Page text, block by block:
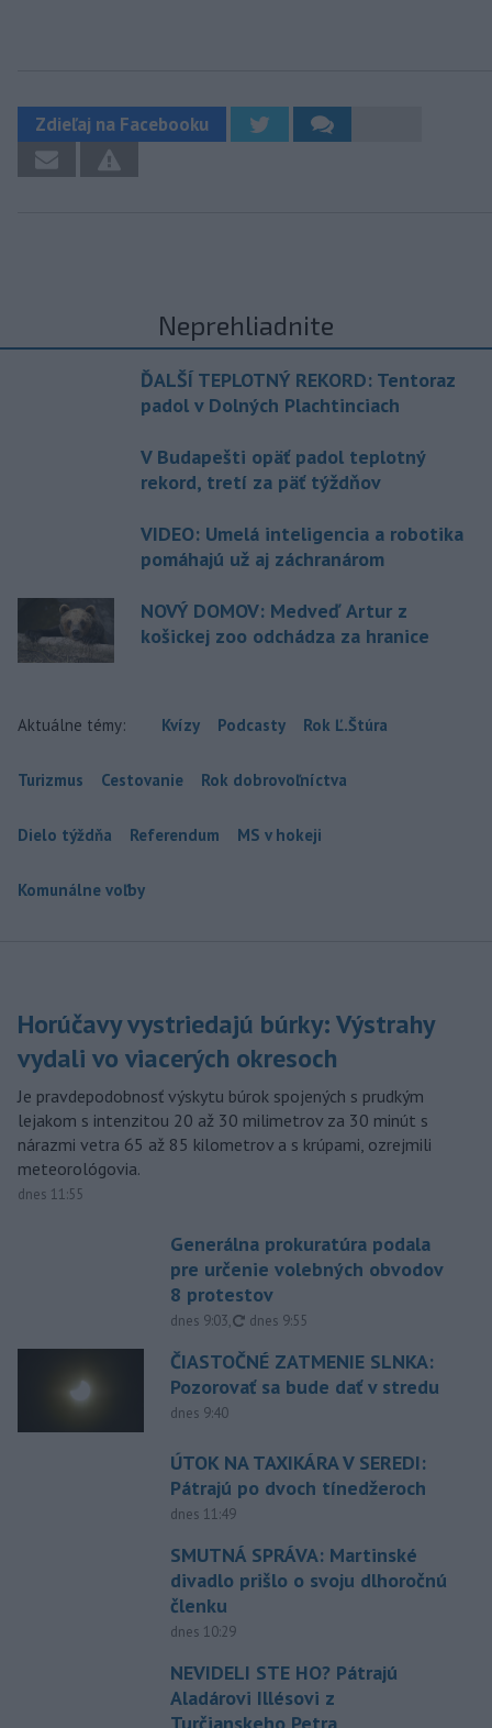
Zdieľaj na Facebooku
Neprehliadnite
ĎALŠÍ TEPLOTNÝ REKORD: Tentoraz
padol v Dolných Plachtinciach
V Budapešti opäť padol teplotný
rekord, tretí za päť týždňov
VIDEO: Umelá inteligencia a robotika
pomáhajú už aj záchranárom
NOVÝ DOMOV: Medveď Artur z
košickej zoo odchádza za hranice
Aktuálne témy: Kvízy Podcasty Rok Ľ.Štúra
Turizmus Cestovanie Rok dobrovoľníctva
Dielo týždňa Referendum MS v hokeji
Komunálne voľby
Horúčavy vystriedajú búrky: Výstrahy
vydali vo viacerých okresoch
Je pravdepodobnosť výskytu búrok spojených s prudkým
lejakom s intenzitou 20 až 30 milimetrov za 30 minút s
nárazmi vetra 65 až 85 kilometrov a s krúpami, ozrejmili
meteorológovia.
dnes 11:55
Generálna prokuratúra podala
pre určenie volebných obvodov
8 protestov
dnes 9:03, aktualizované
dnes 9:55
ČIASTOČNÉ ZATMENIE SLNKA:
Pozorovať sa bude dať v stredu
dnes 9:40
ÚTOK NA TAXIKÁRA V SEREDI:
Pátrajú po dvoch tínedžeroch
dnes 11:49
SMUTNÁ SPRÁVA: Martinské
divadlo prišlo o svoju dlhoročnú
členku
dnes 10:29
NEVIDELI STE HO? Pátrajú
Aladárovi Illésovi z